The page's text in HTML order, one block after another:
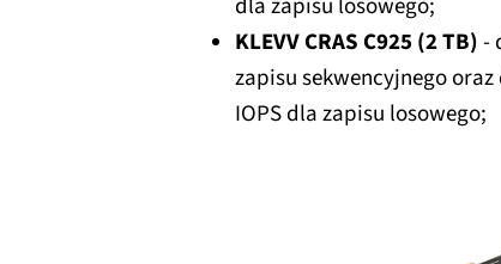
KLEVV CRAS C925 (2 TB)-
zapisu sekwencyjnego oraz
IOPS dla zapisu losowego;